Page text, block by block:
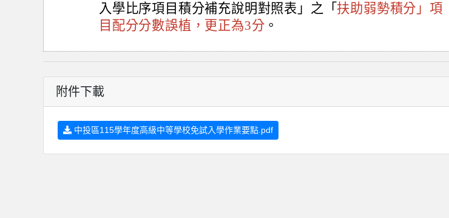
入學比序項目積分補充說明對照表」之「 扶助弱勢積分」項
目配分分數誤植，更正為3分 。
附件下載
中投區115學年度高級中等學校免試入學作業要點.pdf